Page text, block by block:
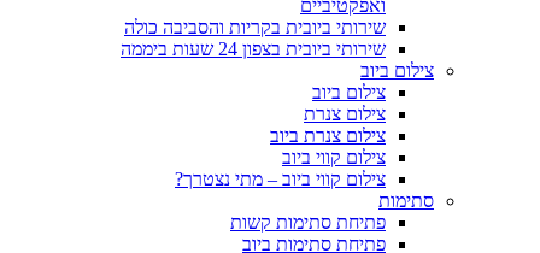
ואפקטיביים
שירותי ביובית בקריות והסביבה כולה
שירותי ביובית בצפון 24 שעות ביממה
צילום ביוב
צילום ביוב
צילום צנרת
צילום צנרת ביוב
צילום קווי ביוב
צילום קווי ביוב – מתי נצטרך?
סתימות
פתיחת סתימות קשות
פתיחת סתימות ביוב